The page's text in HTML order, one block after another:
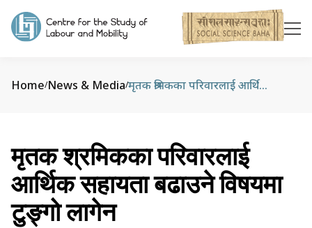
Home/News & Media/ मृतक श्रमिकका परिवारलाई आर्थिक सहायता बढाउने विषयमा टुङ्गो लागेन
मृतक श्रमिकका परिवारलाई
आर्थिक सहायता बढाउने विषयमा
टुङ्गो लागेन